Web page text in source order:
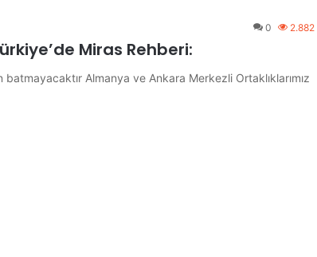
0 2.882
Miras Rehberi:
Almanya ve Ankara Merkezli Ortaklıklarımız